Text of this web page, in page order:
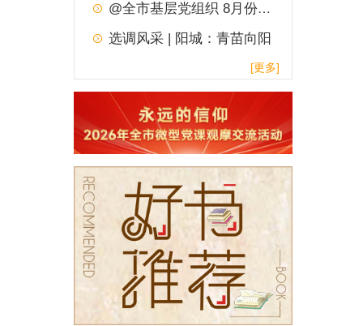
@全市基层党组织 8月份“一月一实践”主题党日，请查收！
选调风采 | 阳城：青苗向阳
[更多]